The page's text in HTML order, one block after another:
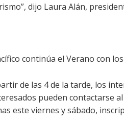
dijo Laura Alán,
continúa el Verano con
de las 4 de la tarde, los
pueden contactarse
este viernes y sábado,